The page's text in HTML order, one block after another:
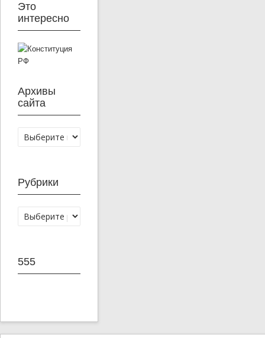
Это
интересно
Архивы
сайта
Рубрики
555